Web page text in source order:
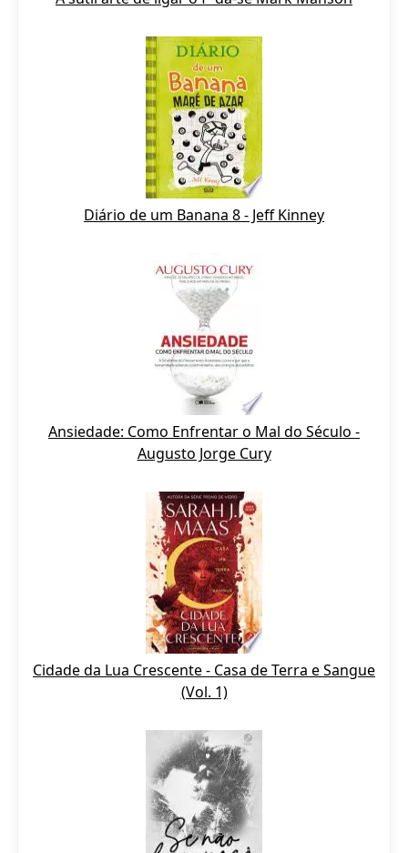
Diário de um Banana 8 - Jeff Kinney
Ansiedade: Como Enfrentar o Mal do Século -
Augusto Jorge Cury
Cidade da Lua Crescente - Casa de Terra e Sangue
(Vol. 1)